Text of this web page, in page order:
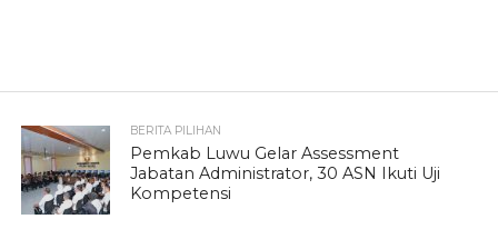
BERITA PILIHAN
Pemkab Luwu Gelar Assessment
Jabatan Administrator, 30 ASN Ikuti Uji
Kompetensi